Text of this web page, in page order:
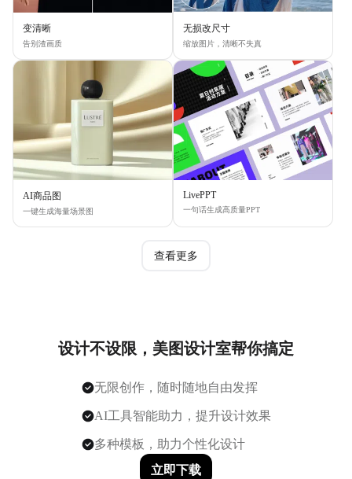
变清晰
告别渣画质
无损改尺寸
缩放图片，清晰不失真
AI商品图
一键生成海量场景图
LivePPT
一句话生成高质量PPT
查看更多
设计不设限，美图设计室帮你搞定
无限创作，随时随地自由发挥
AI工具智能助力，提升设计效果
多种模板，助力个性化设计
立即下载